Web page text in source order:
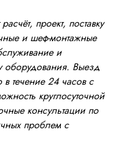
проект, поставку
и шеф-монтажные
и
оборудования. Выезд
в течение 24 часов с
круглосуточной
консультации по
проблем с